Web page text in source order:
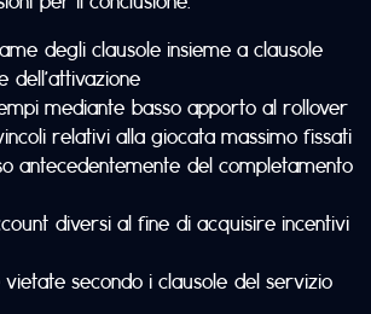
degli clausole insieme a clausole
dell’attivazione
mediante basso apporto al rollover
relativi alla giocata massimo fissati
antecedentemente del completamento
diversi al fine di acquisire incentivi
secondo i clausole del servizio